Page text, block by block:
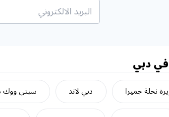
دبي
نخلة جميرا دبي لاند سيتي ووك